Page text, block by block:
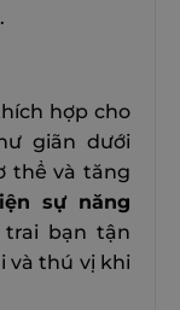
hợp cho
giãn dưới
thể và tăng
sự năng
bạn tận
và thú vị khi